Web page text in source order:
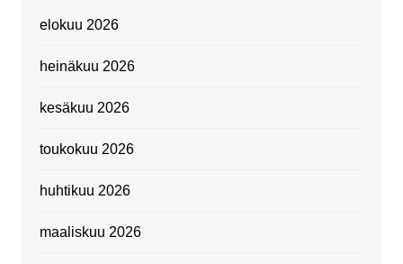
elokuu 2026
heinäkuu 2026
kesäkuu 2026
toukokuu 2026
huhtikuu 2026
maaliskuu 2026